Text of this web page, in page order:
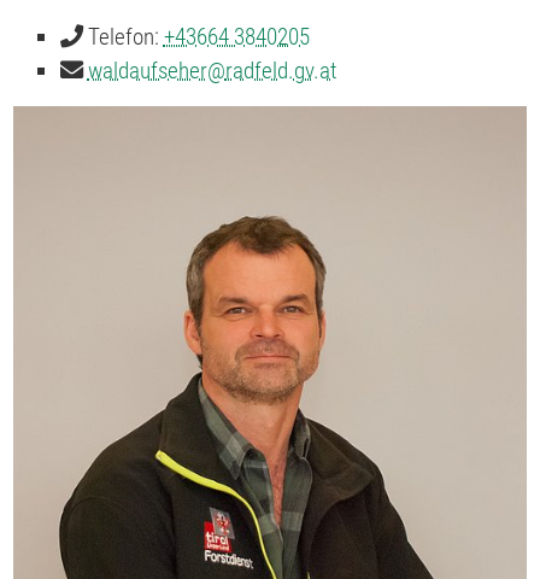
Telefon: +43664 3840205
waldaufseher@radfeld.gv.at